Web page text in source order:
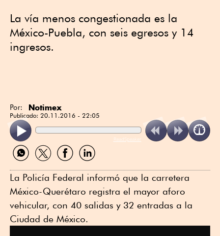
La vía menos congestionada es la
México-Puebla, con seis egresos y 14
ingresos.
Por: Notimex
Publicado: 20.11.2016 - 22:05
ReadSpeaker
Compartir
por
Compartir
por
Compartir
por
Compartir
por
La Policía Federal informó que la carretera
México-Querétaro registra el mayor aforo
vehicular, con 40 salidas y 32 entradas a la
Ciudad de México.